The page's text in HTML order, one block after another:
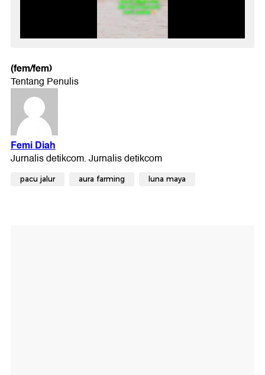
(fem/fem)
pacu jalur aura farming luna maya